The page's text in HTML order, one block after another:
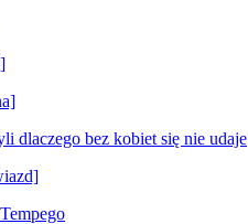
dlaczego bez kobiet się nie udaje